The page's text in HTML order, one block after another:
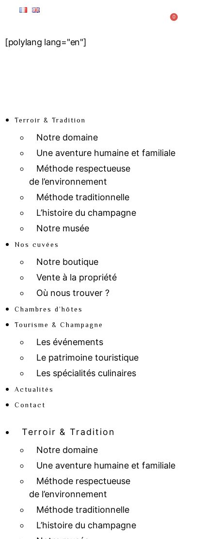
[polylang lang="en"]
0
Terroir & Tradition
Notre domaine
Une aventure humaine et familiale
Méthode respectueuse
de l’environnement
Méthode traditionnelle
L’histoire du champagne
Notre musée
Nos cuvées
Notre boutique
Vente à la propriété
Où nous trouver ?
Chambres d’hôtes
Tourisme & Champagne
Les événements
Le patrimoine touristique
Les spécialités culinaires
Actualités
Contact
Terroir & Tradition
Notre domaine
Une aventure humaine et familiale
Méthode respectueuse
de l’environnement
Méthode traditionnelle
L’histoire du champagne